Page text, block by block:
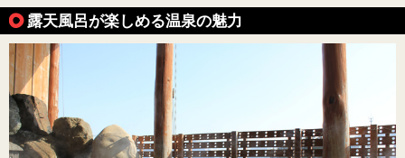
露天風呂が楽しめる温泉の魅力